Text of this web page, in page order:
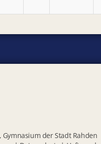
Gymnasium der Stadt Rahden